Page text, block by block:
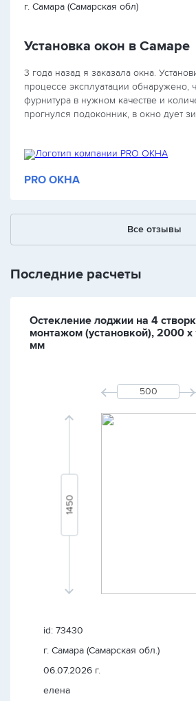
г. Самара (Самарская обл)
Установка окон в Самаре
3 года назад я заказала окна.
процессе эксплуатации обнаружено,
фурнитура в нужном качестве и
прогнулся подоконник, в окно дует
PRO ОКНА
Все отзывы
Последние расчеты
Остекление лоджии на 4
монтажом (установкой), 2000 х
мм
id: 73430
г. Самара (Самарская обл.)
06.07.2026 г.
елена